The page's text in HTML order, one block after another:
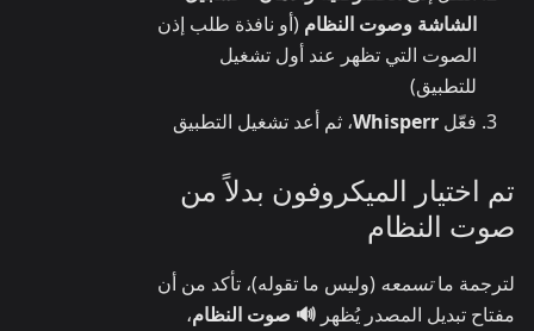
الشاشة وصوت النظام (أو نافذة طلب إذن
الصوت التي تظهر عند أول تشغيل
للتطبيق)
فعّل Whisperr، ثم أعد تشغيل التطبيق
تم اختيار الميكروفون بدلاً من
صوت النظام
لترجمة ماتسمعه (وليس ما تقوله)، تأكد من أن
مفتاح تبديل المصدر يُظهر 🔊 صوت النظام،